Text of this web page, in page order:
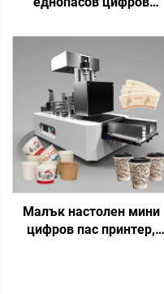
пластмасови торбички,
подаръчни торби,
пластмасови кутии,
хартия за изкуство,
брошури, списания с
еднопасов печат
Малък настолен мини
цифров пас принтер,